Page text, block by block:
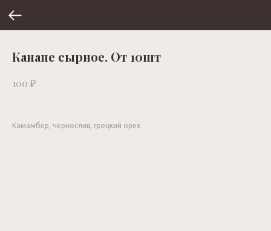
Канапе сырное. От 10шт
100 ₽
Камамбер, чернослив, грецкий орех